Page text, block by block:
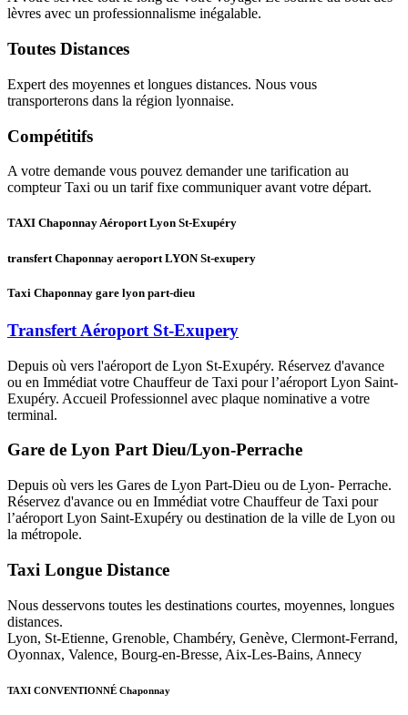
lèvres avec un professionnalisme inégalable.
Toutes Distances
Expert des moyennes et longues distances. Nous vous
transporterons dans la région lyonnaise.
Compétitifs
A votre demande vous pouvez demander une tarification au
compteur Taxi ou un tarif fixe communiquer avant votre départ.
TAXI Chaponnay Aéroport Lyon St-Exupéry
transfert Chaponnay aeroport LYON St-exupery
Taxi Chaponnay gare lyon part-dieu
Transfert Aéroport St-Exupery
Depuis où vers l'aéroport de Lyon St-Exupéry. Réservez d'avance
ou en Immédiat votre Chauffeur de Taxi pour l’aéroport Lyon Saint-
Exupéry. Accueil Professionnel avec plaque nominative a votre
terminal.
Gare de Lyon Part Dieu/Lyon-Perrache
Depuis où vers les Gares de Lyon Part-Dieu ou de Lyon- Perrache.
Réservez d'avance ou en Immédiat votre Chauffeur de Taxi pour
l’aéroport Lyon Saint-Exupéry ou destination de la ville de Lyon ou
la métropole.
Taxi Longue Distance
Nous desservons toutes les destinations courtes, moyennes, longues
distances.
Lyon, St-Etienne, Grenoble, Chambéry, Genève, Clermont-Ferrand,
Oyonnax, Valence, Bourg-en-Bresse, Aix-Les-Bains, Annecy
TAXI CONVENTIONNÉ Chaponnay